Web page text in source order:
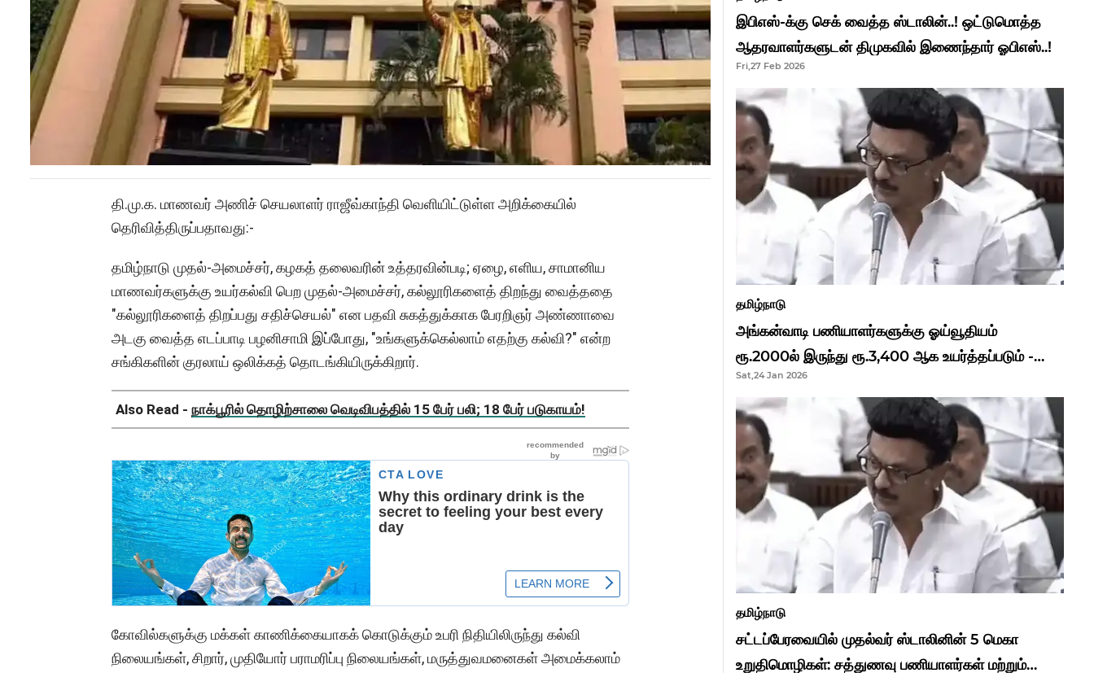
தி.மு.க. மாணவர் அணிச் செயலாளர் ராஜீவ்காந்தி வெளியிட்டுள்ள அறிக்கையில்
தெரிவித்திருப்பதாவது:-
தமிழ்நாடு முதல்-அமைச்சர், கழகத் தலைவரின் உத்தரவின்படி; ஏழை, எளிய, சாமானிய
மாணவர்களுக்கு உயர்கல்வி பெற முதல்-அமைச்சர், கல்லூரிகளைத் திறந்து வைத்ததை
"கல்லூரிகளைத் திறப்பது சதிச்செயல்" என பதவி சுகத்துக்காக பேரறிஞர் அண்ணாவை
அடகு வைத்த எடப்பாடி பழனிசாமி இப்போது, "உங்களுக்கெல்லாம் எதற்கு கல்வி?" என்ற
சங்கிகளின் குரலாய் ஒலிக்கத் தொடங்கியிருக்கிறார்.
Also Read - நாக்பூரில் தொழிற்சாலை வெடிவிபத்தில் 15 பேர் பலி; 18 பேர் படுகாயம்!
கோவில்களுக்கு மக்கள் காணிக்கையாகக் கொடுக்கும் உபரி நிதியிலிருந்து கல்வி
நிலையங்கள், சிறார், முதியோர் பராமரிப்பு நிலையங்கள், மருத்துவமனைகள் அமைக்கலாம்
இபிஎஸ்-க்கு செக் வைத்த ஸ்டாலின்..! ஒட்டுமொத்த
ஆதரவாளர்களுடன் திமுகவில் இணைந்தார் ஓபிஎஸ்..!
Fri,27 Feb 2026
தமிழ்நாடு
அங்கன்வாடி பணியாளர்களுக்கு ஓய்வூதியம்
ரூ.2000ல் இருந்து ரூ.3,400 ஆக உயர்த்தப்படும் -
முதல்வர் மு.க.ஸ்டாலின்..!
Sat,24 Jan 2026
தமிழ்நாடு
சட்டப்பேரவையில் முதல்வர் ஸ்டாலினின் 5 மெகா
உறுதிமொழிகள்: சத்துணவு பணியாளர்கள் மற்றும்